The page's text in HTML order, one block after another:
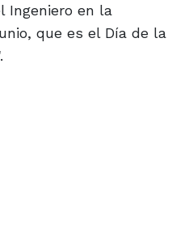
Ingeniero en la
que es el Día de la